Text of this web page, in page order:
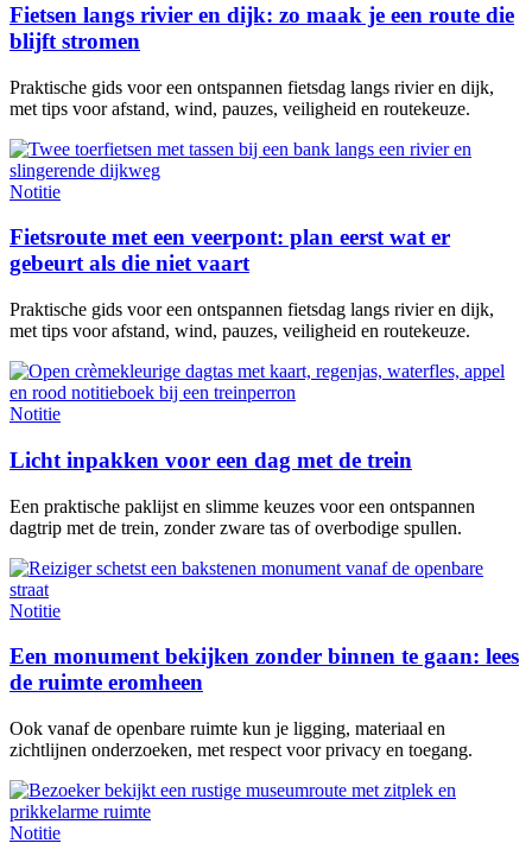
Fietsen langs rivier en dijk: zo maak je een route die
blijft stromen
Praktische gids voor een ontspannen fietsdag langs rivier en dijk,
met tips voor afstand, wind, pauzes, veiligheid en routekeuze.
Notitie
Fietsroute met een veerpont: plan eerst wat er
gebeurt als die niet vaart
Praktische gids voor een ontspannen fietsdag langs rivier en dijk,
met tips voor afstand, wind, pauzes, veiligheid en routekeuze.
Notitie
Licht inpakken voor een dag met de trein
Een praktische paklijst en slimme keuzes voor een ontspannen
dagtrip met de trein, zonder zware tas of overbodige spullen.
Notitie
Een monument bekijken zonder binnen te gaan: lees
de ruimte eromheen
Ook vanaf de openbare ruimte kun je ligging, materiaal en
zichtlijnen onderzoeken, met respect voor privacy en toegang.
Notitie